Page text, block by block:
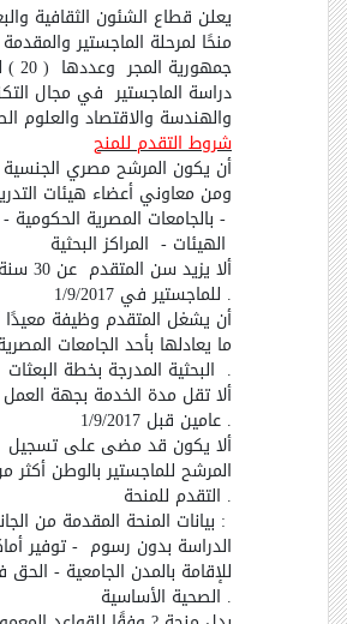
يعلن قطاع الشئون الثقافية
منحًا لمرحلة الماجستير
دراسة الماجستير في مجال
والهندسة والاقتصاد والعلوم
شروط التقدم للمنح
أن يكون المرشح مصري الجنسية
ومن معاوني أعضاء هيئات
بالجامعات المصرية -
الهيئات - المراكز البحثية
ألا يزيد سن المتقدم عن 30 سنة
للماجستير في 1/9/2017 .
أن يشغل المتقدم وظيفة معيدًا
ما يعادلها بأحد الجامعات
البحثية المدرجة بخطة البعثات .
ألا تقل مدة الخدمة بجهة
عامين قبل 1/9/2017 .
ألا يكون قد مضى على تسجيل
المرشح للماجستير بالوطن أكثر
التقدم للمنحة .
بيانات المنحة المقدمة من :
الدراسة بدون رسوم - توفير
للإقامة بالمدن الجامعية -
الصحية الأساسية .